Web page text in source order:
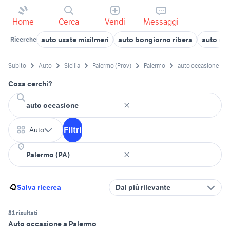
Home Cerca Vendi Messaggi
Ricerche auto usate misilmeri auto bongiorno ribera auto
Subito Auto Sicilia Palermo (Prov) Palermo auto occasione
Cosa cerchi?
Auto Filtri
Salva ricerca Dal più rilevante
81 risultati
Auto occasione a Palermo